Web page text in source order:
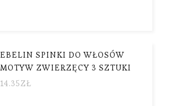
EBELIN SPINKI DO WŁOSÓW
MOTYW ZWIERZĘCY 3 SZTUKI
14.35ZŁ